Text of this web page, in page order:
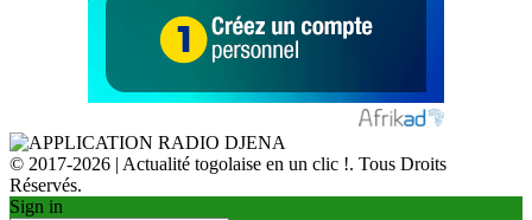
© 2017-2026 | Actualité togolaise en un clic !. Tous Droits
Réservés.
Sign in